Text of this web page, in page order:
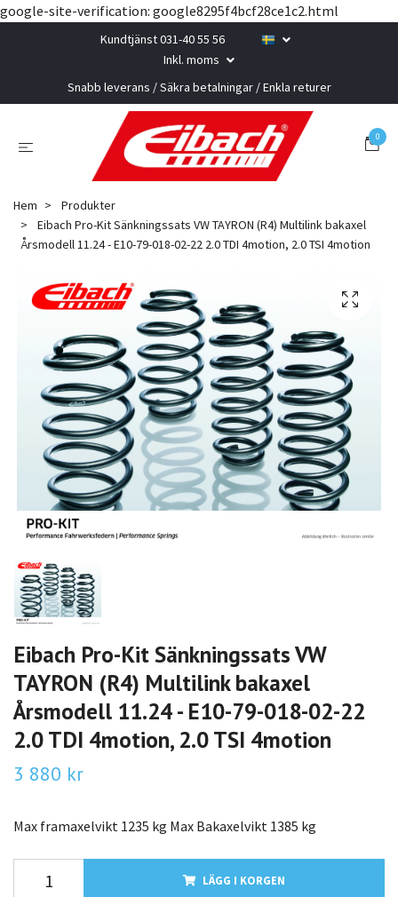
google-site-verification: google8295f4bcf28ce1c2.html
Kundtjänst 031-40 55 56
Inkl. moms
Snabb leverans / Säkra betalningar / Enkla returer
0
Hem
Produkter
Eibach Pro-Kit Sänkningssats VW TAYRON (R4) Multilink bakaxel
Årsmodell 11.24 - E10-79-018-02-22 2.0 TDI 4motion, 2.0 TSI 4motion
Eibach Pro-Kit Sänkningssats VW
TAYRON (R4) Multilink bakaxel
Årsmodell 11.24 - E10-79-018-02-22
2.0 TDI 4motion, 2.0 TSI 4motion
3 880 kr
Max framaxelvikt 1235 kg Max Bakaxelvikt 1385 kg
LÄGG I KORGEN